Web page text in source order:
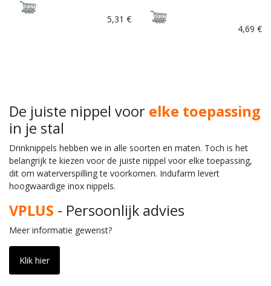
5,31 €
4,69 €
De juiste nippel voor elke toepassing
in je stal
Drinknippels hebben we in alle soorten en maten. Toch is het
belangrijk te kiezen voor de juiste nippel voor elke toepassing,
dit om waterverspilling te voorkomen. Indufarm levert
hoogwaardige inox nippels.
VPLUS - Persoonlijk advies
Meer informatie gewenst?
Klik hier